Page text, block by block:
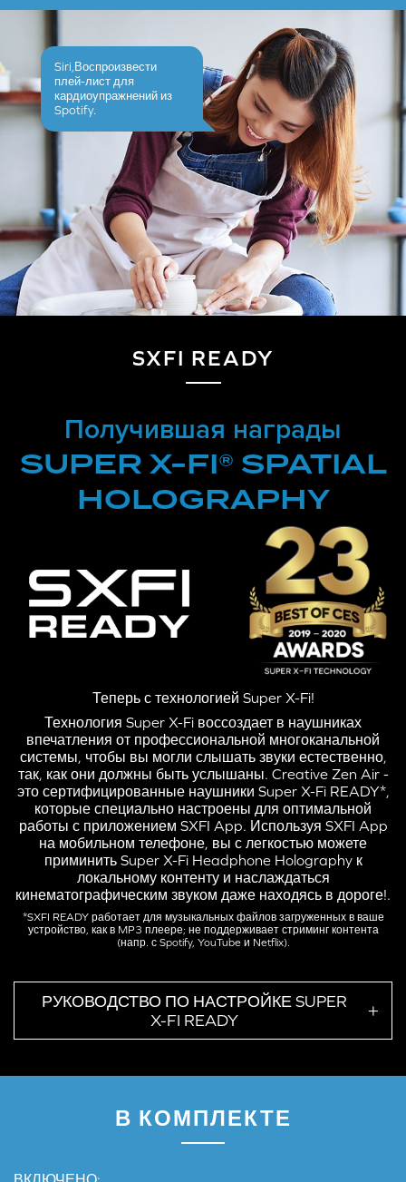
Siri,Воспроизвести
плей-лист для
кардиоупражнений из
Spotify.
SXFI READY
Получившая награды
SUPER X-FI® SPATIAL
HOLOGRAPHY
Теперь с технологией Super X-Fi!
Технология Super X-Fi воссоздает в наушниках
впечатления от профессиональной многоканальной
системы, чтобы вы могли слышать звуки естественно,
так, как они должны быть услышаны. Creative Zen Air -
это сертифицированные наушники Super X-Fi READY*,
которые специально настроены для оптимальной
работы с приложением SXFI App. Используя SXFI App
на мобильном телефоне, вы с легкостью можете
приминить Super X-Fi Headphone Holography к
локальному контенту и наслаждаться
кинематографическим звуком даже находясь в дороге!.
*SXFI READY работает для музыкальных файлов загруженных в ваше
устройство, как в MP3 плеере; не поддерживает стриминг контента
(напр. с Spotify, YouTube и Netflix).
РУКОВОДСТВО ПО НАСТРОЙКЕ SUPER
X-FI READY
Настройте профиль Super X-Fi на Creative Zen Air, чтобы
насладиться беспроводной Super X-Fi Headphone
Holography на локальном контенте!
В КОМПЛЕКТЕ